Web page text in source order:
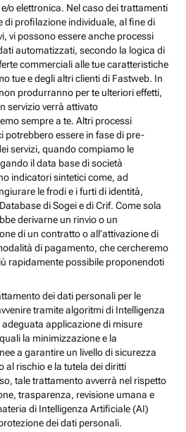
o elettronica. Nel caso dei trattamenti
di profilazione individuale, al fine di
vi possono essere anche processi
automatizzati, secondo la logica di
commerciali alle tue caratteristiche
tue e degli altri clienti di Fastweb. In
produrranno per te ulteriori effetti,
servizio verrà attivato
sempre a te. Altri processi
potrebbero essere in fase di pre-
servizi, quando compiamo le
il data base di società
indicatori sintetici come, ad
le frodi e i furti di identità,
di Sogei e di Crif. Come sola
derivarne un rinvio o un
di un contratto o all’attivazione di
di pagamento, che cercheremo
rapidamente possibile proponendoti
dei dati personali per le
tramite algoritmi di Intelligenza
applicazione di misure
la minimizzazione e la
a garantire un livello di sicurezza
al rischio e la tutela dei diritti
tale trattamento avverrà nel rispetto
trasparenza, revisione umana e
di Intelligenza Artificiale (AI)
dei dati personali.